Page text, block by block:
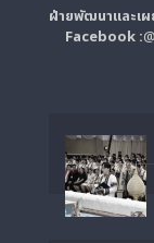
ฝ่ายพัฒนาและเผ
Facebook :